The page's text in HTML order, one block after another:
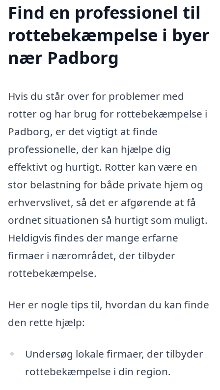
Find en professionel til
rottebekæmpelse i byer
nær Padborg
Hvis du står over for problemer med
rotter og har brug for rottebekæmpelse i
Padborg, er det vigtigt at finde
professionelle, der kan hjælpe dig
effektivt og hurtigt. Rotter kan være en
stor belastning for både private hjem og
erhvervslivet, så det er afgørende at få
ordnet situationen så hurtigt som muligt.
Heldigvis findes der mange erfarne
firmaer i nærområdet, der tilbyder
rottebekæmpelse.
Her er nogle tips til, hvordan du kan finde
den rette hjælp:
Undersøg lokale firmaer, der tilbyder
rottebekæmpelse i din region.